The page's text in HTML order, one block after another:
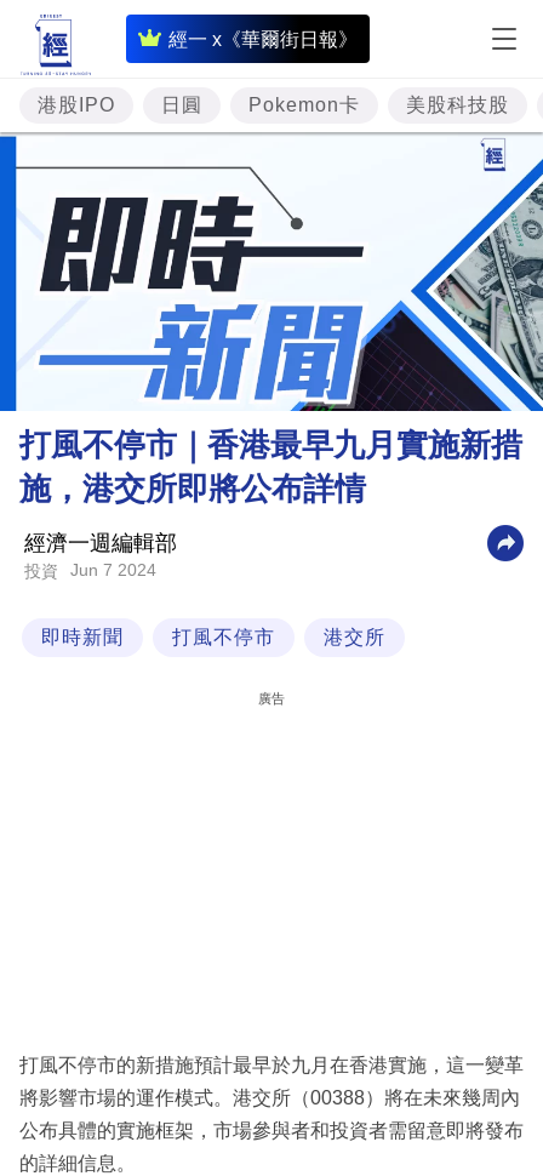
經一 x《華爾街日報》
即
時
財
經
專
題
投
資
樓
市
財
商
業
科
區
港股IPO 日圓 Pokemon卡 美股科技股
打風不停市｜香港最早九月實施新措
施，港交所即將公布詳情
經濟一週編輯部
投資 Jun 7 2024
即時新聞 打風不停市 港交所
廣告
打風不停市的新措施預計最早於九月在香港實施，這一變革
將影響市場的運作模式。港交所（00388）將在未來幾周內
公布具體的實施框架，市場參與者和投資者需留意即將發布
的詳細信息。